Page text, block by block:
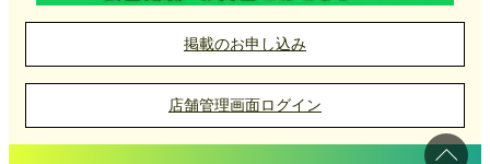
阿波座
京橋(大阪)
四条河原町
明石
加古川
彦根
大津
奈良 和歌山県
和歌山
埼玉県
秋田県 青森県
福島県
福岡県 大分県
熊本県 鹿児島県
中国
岡山県 広島県
山口県 鳥取県
北陸・甲信越
四国
掲載のお申し込み
店舗管理画面ログイン